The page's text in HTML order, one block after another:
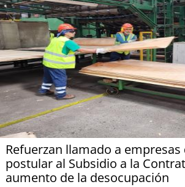
Refuerzan llamado a empresas
postular al Subsidio a la
aumento de la desocupación